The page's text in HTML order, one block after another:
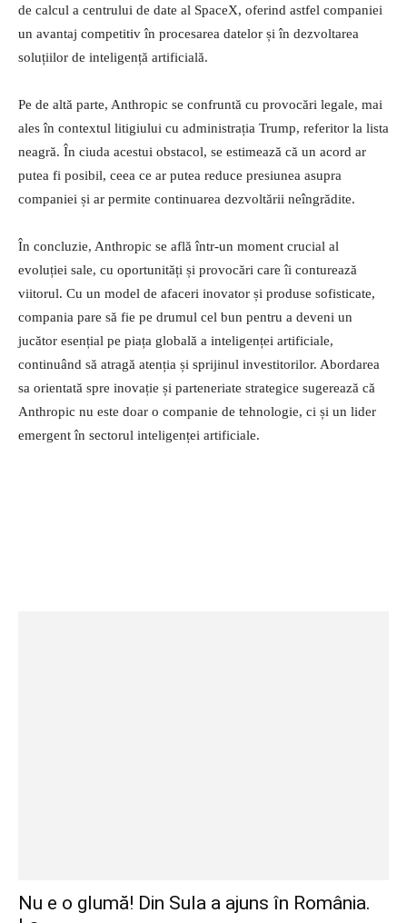
de calcul a centrului de date al SpaceX, oferind astfel companiei
un avantaj competitiv în procesarea datelor și în dezvoltarea
soluțiilor de inteligență artificială.
Pe de altă parte, Anthropic se confruntă cu provocări legale, mai
ales în contextul litigiului cu administrația Trump, referitor la lista
neagră. În ciuda acestui obstacol, se estimează că un acord ar
putea fi posibil, ceea ce ar putea reduce presiunea asupra
companiei și ar permite continuarea dezvoltării neîngrădite.
În concluzie, Anthropic se află într-un moment crucial al
evoluției sale, cu oportunități și provocări care îi conturează
viitorul. Cu un model de afaceri inovator și produse sofisticate,
compania pare să fie pe drumul cel bun pentru a deveni un
jucător esențial pe piața globală a inteligenței artificiale,
continuând să atragă atenția și sprijinul investitorilor. Abordarea
sa orientată spre inovație și parteneriate strategice sugerează că
Anthropic nu este doar o companie de tehnologie, ci și un lider
emergent în sectorul inteligenței artificiale.
Nu e o glumă! Din Sula a ajuns în România.